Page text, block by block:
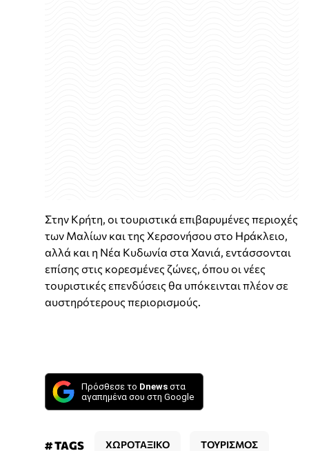
Στην Κρήτη, οι τουριστικά επιβαρυμένες περιοχές
των Μαλίων και της Χερσονήσου στο Ηράκλειο,
αλλά και η Νέα Κυδωνία στα Χανιά, εντάσσονται
επίσης στις κορεσμένες ζώνες, όπου οι νέες
τουριστικές επενδύσεις θα υπόκεινται πλέον σε
αυστηρότερους περιορισμούς.
Πρόσθεσε το Dnews στα
αγαπημένα σου στη Google
# TAGS ΧΩΡΟΤΑΞΙΚΟ ΤΟΥΡΙΣΜΟΣ